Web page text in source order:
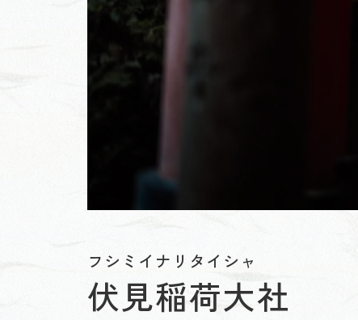
フシミイナリタイシャ
伏見稲荷大社